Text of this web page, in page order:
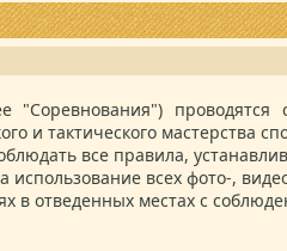
"Соревнования")
и тактического мастерства
все правила,
всех фото-,
в отведенных местах с